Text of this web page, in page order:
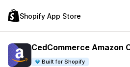
Shopify App Store
CedCommerce Amazon
Built for Shopify